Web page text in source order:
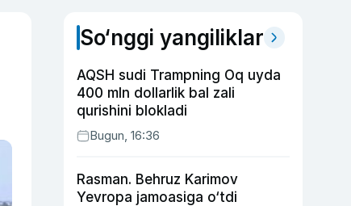
So‘nggi yangiliklar
AQSH sudi Trampning Oq uyda
400 mln dollarlik bal zali
qurishini blokladi
Bugun, 16:36
Rasman. Behruz Karimov
Yevropa jamoasiga o‘tdi